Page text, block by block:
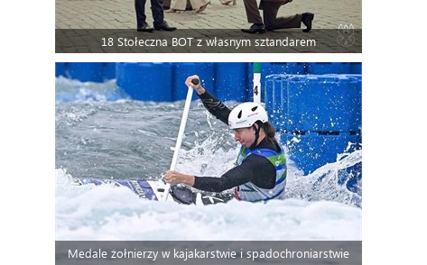
18 Stołeczna BOT z własnym sztandarem
Medale żołnierzy w kajakarstwie i spadochroniarstwie